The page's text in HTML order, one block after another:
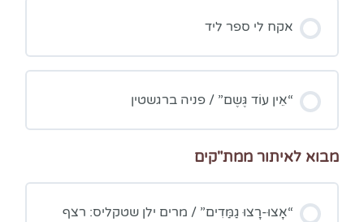
אקח לי ספר ליד
“אֵין עוֹד גֶּשֶם” / פניה ברגשטין
מבוא לאיתור ממת"קים
“אָצוּ-רָצוּ גַמַּדִים” / מרים ילן שטקליס: רצף